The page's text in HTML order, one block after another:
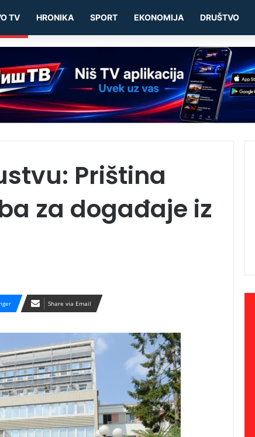
TV HRONIKA SPORT EKONOMIJA DRUŠTVO
Priština
za događaje iz
Share via Email